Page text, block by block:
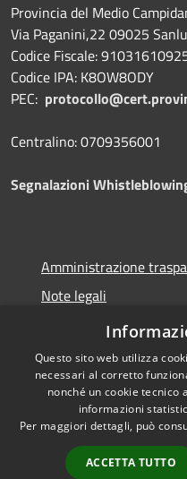
Provincia del Medio
Via Paganini,22 09025
Codice Fiscale:
Codice IPA: K8OW8ODY
PEC:
Centralino: 0709356001
Segnalazioni
Amministrazione
Note legali
Dichiarazione di
Accessibilità
Questo sito web utilizza
necessari al corretto
nonché un cookie tecnico
informazioni
Per maggiori dettagli, può
ACCETTA TUTTO